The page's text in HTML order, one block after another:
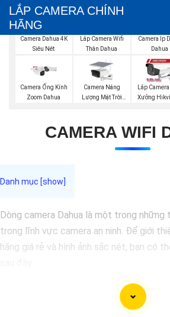
LẮP CAMERA CHÍNH
HÃNG
Camera Dahua 4K
Siêu Nét
Lắp Camera Wifi
Thân Dahua
Camera Ip
Dahua
Camera Ống Kính
Zoom Dahua
Camera Năng
Lượng Mặt Trời
Lắp
Xưởng
CAMERA WIFI
Dòng camera Dahua là một trong những
trong lĩnh vực camera an ninh. Để giới
hãng giá rẻ và hình ảnh sắc nét, bạn có
lượng vượt trội. Với hình ảnh sắc nét và
đại, sản phẩm này hứa hẹn đáp ứng mọi